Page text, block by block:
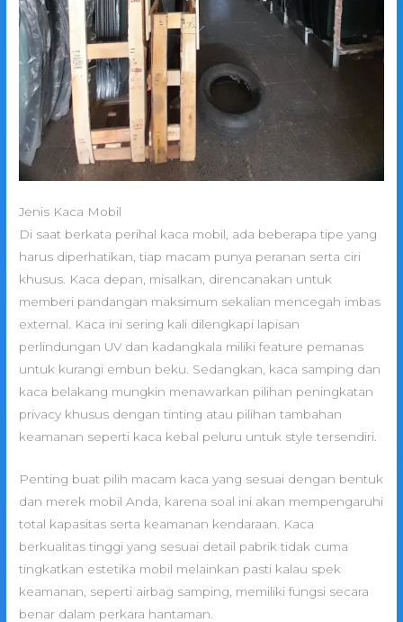
Jenis Kaca Mobil
Di saat berkata perihal kaca mobil, ada beberapa tipe yang
harus diperhatikan, tiap macam punya peranan serta ciri
khusus. Kaca depan, misalkan, direncanakan untuk
memberi pandangan maksimum sekalian mencegah imbas
external. Kaca ini sering kali dilengkapi lapisan
perlindungan UV dan kadangkala miliki feature pemanas
untuk kurangi embun beku. Sedangkan, kaca samping dan
kaca belakang mungkin menawarkan pilihan peningkatan
privacy khusus dengan tinting atau pilihan tambahan
keamanan seperti kaca kebal peluru untuk style tersendiri.
Penting buat pilih macam kaca yang sesuai dengan bentuk
dan merek mobil Anda, karena soal ini akan mempengaruhi
total kapasitas serta keamanan kendaraan. Kaca
berkualitas tinggi yang sesuai detail pabrik tidak cuma
tingkatkan estetika mobil melainkan pasti kalau spek
keamanan, seperti airbag samping, memiliki fungsi secara
benar dalam perkara hantaman.